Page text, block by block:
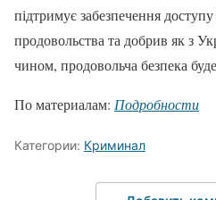
підтримує забезпечення
продовольства та добрив як з
чином, продовольча безпека
По материалам: Подробности
Категории: Криминал